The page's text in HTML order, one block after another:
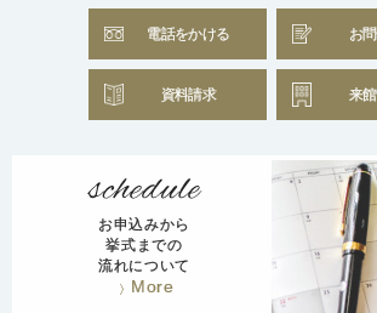
電話をかける お
資料請求 来
お申込みから
挙式までの
流れについて
More